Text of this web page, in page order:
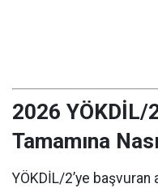
2026 YÖKDİL/
Tamamına
YÖKDİL/2’ye başvuran